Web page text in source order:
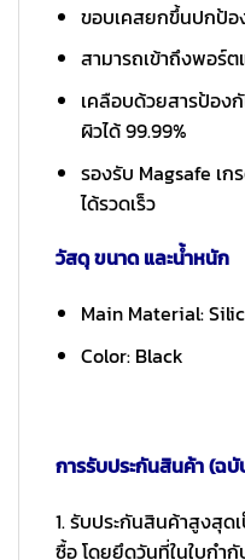
ขอบเคสยกขึ้นปกป้อ
สามารถเข้าถึงพอร์
เคลือบด้วยสารป้อ
ผิวได้ 99.99%
รองรับ Magsafe เก
ได้รวดเร็ว
วัสดุ ขนาด และน้ำหนัก
Main Material:
Color: Black
การรับประกันสินค้า (ฉ
1. รับประกันสินค้าสูงสุด
ซื้อ โดยยึดวันที่ในใบกำ